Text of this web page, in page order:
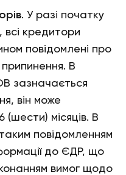
. У разі початку
всі кредитори
повідомлені про
В
зазначається
він може
(шести) місяців. В
повідомленням
до ЄДР, що
вимог щодо